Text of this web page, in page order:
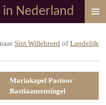
Nederland
Sint Willebrord of Landelijk
Mariakapel Pastoor
Bastiaansensingel